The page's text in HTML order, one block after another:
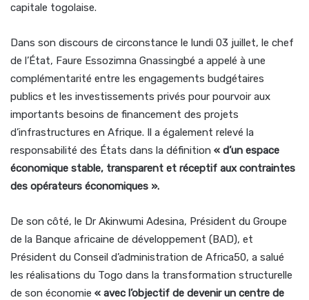
capitale togolaise.
Dans son discours de circonstance le lundi 03 juillet, le chef
de l’État, Faure Essozimna Gnassingbé a appelé à une
complémentarité entre les engagements budgétaires
publics et les investissements privés pour pourvoir aux
importants besoins de financement des projets
d’infrastructures en Afrique. Il a également relevé la
responsabilité des États dans la définition « d’un espace
économique stable, transparent et réceptif aux contraintes
des opérateurs économiques ».
De son côté, le Dr Akinwumi Adesina, Président du Groupe
de la Banque africaine de développement (BAD), et
Président du Conseil d’administration de Africa50, a salué
les réalisations du Togo dans la transformation structurelle
de son économie « avec l’objectif de devenir un centre de